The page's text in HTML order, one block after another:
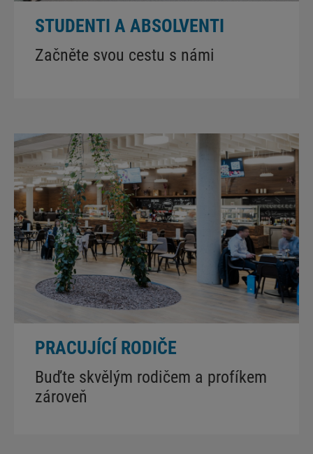
STUDENTI A ABSOLVENTI
Začněte svou cestu s námi
PRACUJÍCÍ RODIČE
Buďte skvělým rodičem a profíkem
zároveň